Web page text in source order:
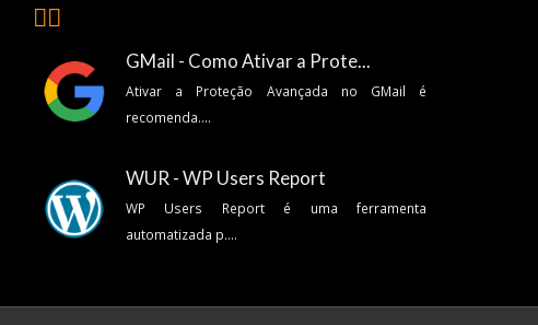
👍🏽
GMail - Como Ativar a Prote...
Ativar a Proteção Avançada no GMail é
recomenda....
WUR - WP Users Report
WP Users Report é uma ferramenta
automatizada p....